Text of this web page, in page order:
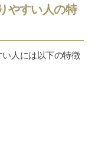
やすい人の特
人には以下の特徴